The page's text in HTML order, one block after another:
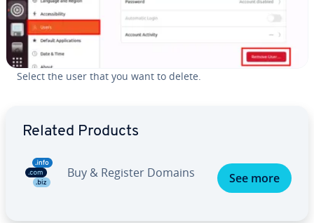
Select the user that you want to delete.
Related Products
Buy & Register Domains See more